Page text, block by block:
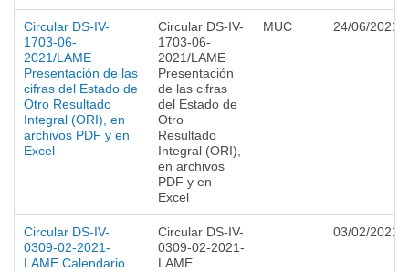
Circular DS-IV-
1703-06-
2021/LAME
Presentación de las
cifras del Estado de
Otro Resultado
Integral (ORI), en
archivos PDF y en
Excel
Circular DS-IV-
1703-06-
2021/LAME
Presentación
de las cifras
del Estado de
Otro
Resultado
Integral (ORI),
en archivos
PDF y en
Excel
MUC 24/06/2021
Circular DS-IV-
0309-02-2021-
LAME Calendario
Circular DS-IV-
0309-02-2021-
LAME
03/02/2021